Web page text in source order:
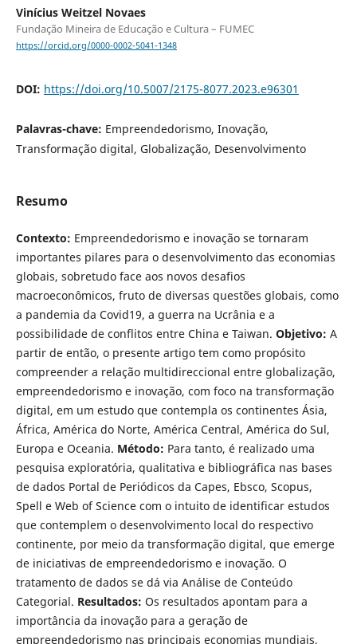
Vinícius Weitzel Novaes
Fundação Mineira de Educação e Cultura – FUMEC
https://orcid.org/0000-0002-5041-1348
DOI: https://doi.org/10.5007/2175-8077.2023.e96301
Palavras-chave: Empreendedorismo, Inovação,
Transformação digital, Globalização, Desenvolvimento
Resumo
Contexto: Empreendedorismo e inovação se tornaram
importantes pilares para o desenvolvimento das economias
globais, sobretudo face aos novos desafios
macroeconômicos, fruto de diversas questões globais, como
a pandemia da Covid19, a guerra na Ucrânia e a
possibilidade de conflitos entre China e Taiwan. Objetivo: A
partir de então, o presente artigo tem como propósito
compreender a relação multidireccional entre globalização,
empreendedorismo e inovação, com foco na transformação
digital, em um estudo que contempla os continentes Ásia,
África, América do Norte, América Central, América do Sul,
Europa e Oceania. Método: Para tanto, é realizado uma
pesquisa exploratória, qualitativa e bibliográfica nas bases
de dados Portal de Periódicos da Capes, Ebsco, Scopus,
Spell e Web of Science com o intuito de identificar estudos
que contemplem o desenvolvimento local do respectivo
continente, por meio da transformação digital, que emerge
de iniciativas de empreendedorismo e inovação. O
tratamento de dados se dá via Análise de Conteúdo
Categorial. Resultados: Os resultados apontam para a
importância da inovação para a geração de
empreendedorismo nas principais economias mundiais,